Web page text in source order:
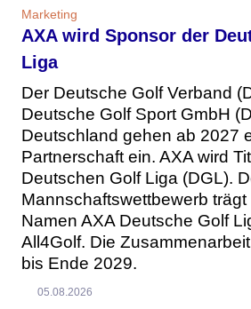
Marketing
AXA wird Sponsor der
Liga
Der Deutsche Golf Verband
Deutsche Golf Sport GmbH
Deutschland gehen ab 2027
Partnerschaft ein. AXA wird
Deutschen Golf Liga (DGL).
Mannschaftswettbewerb
Namen AXA Deutsche Golf
All4Golf. Die
bis Ende 2029.
05.08.2026